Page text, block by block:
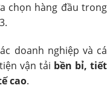
chọn hàng đầu trong
doanh nghiệp và cá
vận tải bền bỉ, tiết
cao.